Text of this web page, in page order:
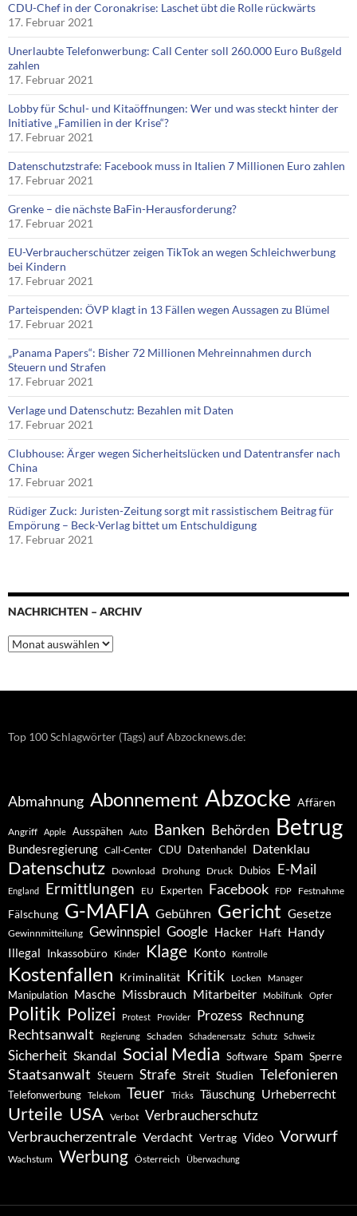
CDU-Chef in der Coronakrise: Laschet übt die Rolle rückwärts
17. Februar 2021
Unerlaubte Telefonwerbung: Call Center soll 260.000 Euro Bußgeld
zahlen
17. Februar 2021
Lobby für Schul- und Kitaöffnungen: Wer und was steckt hinter der
Initiative „Familien in der Krise“?
17. Februar 2021
Datenschutzstrafe: Facebook muss in Italien 7 Millionen Euro zahlen
17. Februar 2021
Grenke – die nächste BaFin-Herausforderung?
17. Februar 2021
EU-Verbraucherschützer zeigen TikTok an wegen Schleichwerbung
bei Kindern
17. Februar 2021
Parteispenden: ÖVP klagt in 13 Fällen wegen Aussagen zu Blümel
17. Februar 2021
„Panama Papers“: Bisher 72 Millionen Mehreinnahmen durch
Steuern und Strafen
17. Februar 2021
Verlage und Datenschutz: Bezahlen mit Daten
17. Februar 2021
Clubhouse: Ärger wegen Sicherheitslücken und Datentransfer nach
China
17. Februar 2021
Rüdiger Zuck: Juristen-Zeitung sorgt mit rassistischem Beitrag für
Empörung – Beck-Verlag bittet um Entschuldigung
17. Februar 2021
NACHRICHTEN – ARCHIV
Nachrichten
–
Top 100 Schlagwörter (Tags) auf Abzocknews.de:
Abmahnung Abonnement Abzocke Affären
Angriff Apple Ausspähen Auto Banken Behörden Betrug
Bundesregierung Call-Center CDU Datenhandel Datenklau
Datenschutz Download Drohung Druck Dubios E-Mail
England Ermittlungen EU Experten Facebook FDP Festnahme
Fälschung G-MAFIA Gebühren Gericht Gesetze
Gewinnmitteilung Gewinnspiel Google Hacker Haft Handy
Illegal Inkassobüro Kinder Klage Konto Kontrolle
Kostenfallen Kriminalität Kritik Locken Manager
Manipulation Masche Missbrauch Mitarbeiter Mobilfunk Opfer
Politik Polizei Protest Provider Prozess Rechnung
Rechtsanwalt Regierung Schaden Schadenersatz Schutz Schweiz
Sicherheit Skandal Social Media Software Spam Sperre
Staatsanwalt Steuern Strafe Streit Studien Telefonieren
Telefonwerbung Telekom Teuer Tricks Täuschung Urheberrecht
Urteile USA Verbot Verbraucherschutz
Verbraucherzentrale Verdacht Vertrag Video Vorwurf
Wachstum Werbung Österreich Überwachung